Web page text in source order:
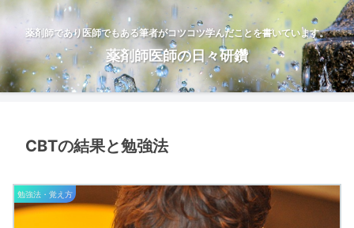
薬剤師であり医師でもある筆者がコツコツ学んだことを書いています。
薬剤師医師の日々研鑽
CBTの結果と勉強法
勉強法・覚え方